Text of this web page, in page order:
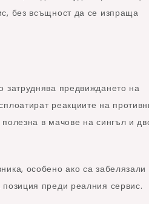
без всъщност да се изпраща
затруднява предвиждането на
реакциите на
в мачове на сингъл и
особено ако са забелязали
преди реалния сервис.